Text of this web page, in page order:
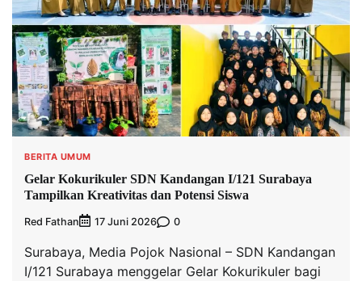
BERITA UMUM
Gelar Kokurikuler SDN Kandangan I/121 Surabaya
Tampilkan Kreativitas dan Potensi Siswa
Red Fathan 17 Juni 2026 0
Surabaya, Media Pojok Nasional – SDN Kandangan
I/121 Surabaya menggelar Gelar Kokurikuler bagi